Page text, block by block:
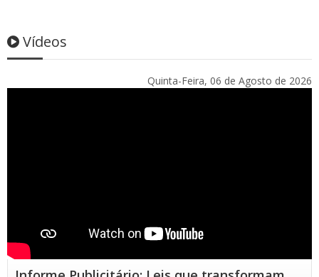
Vídeos
Quinta-Feira, 06 de Agosto de 2026